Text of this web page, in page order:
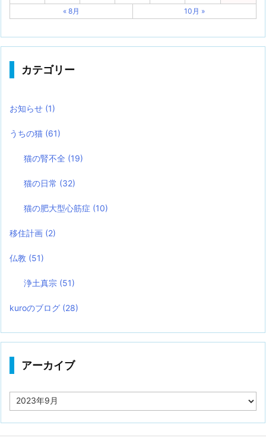
« 8月 10月 »
カテゴリー
お知らせ (1)
うちの猫 (61)
猫の腎不全 (19)
猫の日常 (32)
猫の肥大型心筋症 (10)
移住計画 (2)
仏教 (51)
浄土真宗 (51)
kuroのブログ (28)
アーカイブ
ア
ー